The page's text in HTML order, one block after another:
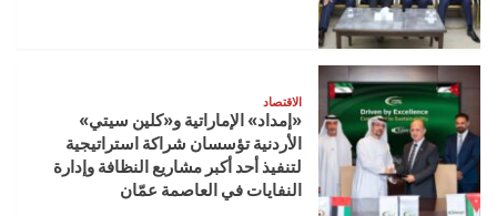
الاقتصاد
«إمداد» الإماراتية و«كلين سيتي»
الأردنية تؤسسان شراكة استراتيجية
لتنفيذ أحد أكبر مشاريع النظافة وإدارة
النفايات في العاصمة عمّان